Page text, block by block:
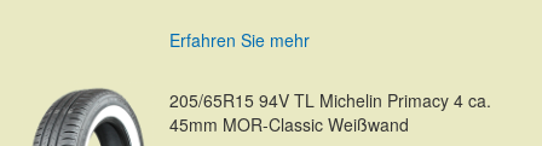
Erfahren Sie mehr
205/65R15 94V TL Michelin Primacy 4 ca.
45mm MOR-Classic Weißwand